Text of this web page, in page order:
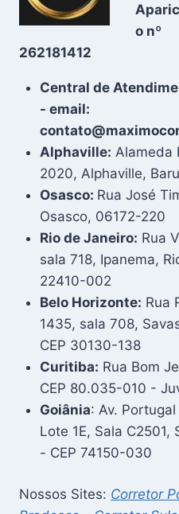
o nº
262181412
Central de
- email:
Alphaville: Alameda
2020, Alphaville,
Osasco: Rua José
Osasco, 06172-220
Rio de Janeiro: Rua
sala 718, Ipanema,
22410-002
Belo Horizonte: Rua
1435, sala 708,
CEP 30130-138
Curitiba: Rua Bom
CEP 80.035-010 -
Goiânia: Av.
Lote 1E, Sala C2501,
- CEP 74150-030
Nossos Sites: Corretor